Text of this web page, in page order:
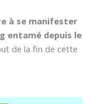
à se manifester
entamé depuis le
de la fin de cette